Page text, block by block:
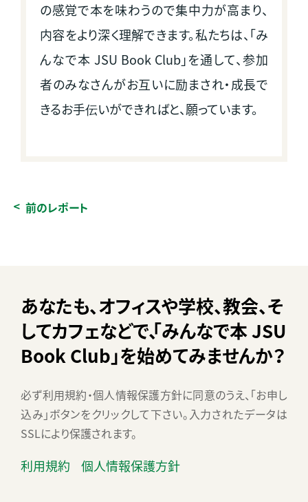
の感覚で本を味わうので集中力が高まり、
内容をより深く理解できます。私たちは、「み
んなで本 JSU Book Club」を通して、参加
者のみなさんがお互いに励まされ・成長で
きるお手伝いができればと、願っています。
前のレポート
あなたも、オフィスや学校、教会、そ
してカフェなどで、「みんなで本 JSU
Book Club」を始めてみませんか？
必ず利用規約・個人情報保護方針に同意のうえ、「お申し
込み」ボタンをクリックして下さい。 入力されたデータは
SSLにより保護されます。
利用規約 個人情報保護方針